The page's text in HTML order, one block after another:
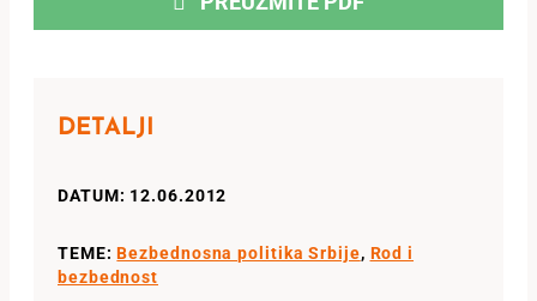
DETALJI
DATUM: 12.06.2012
TEME:Bezbednosna politika Srbije, Rod i
bezbednost